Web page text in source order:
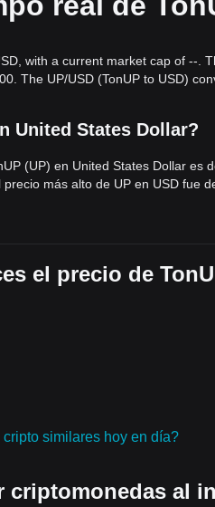
una acumulación gradual durante
plazo, TonUP ha mostrado una
es generalmentecauteloso, ya
por encima de$0.0210 podría
es que, si bien TonUP podría
with a current market cap of --.
The UP/USD (TonUP to USD)
United States Dollar?
(UP) en United States Dollar es
más alto de UP en USD fue
el precio de
similares hoy en día?
criptomonedas al